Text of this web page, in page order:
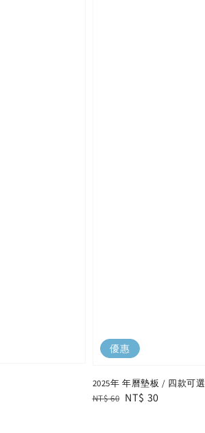
優惠
2025年 年曆墊板 / 四款可選
Regular
NT$ 60 Sale
NT$ 30